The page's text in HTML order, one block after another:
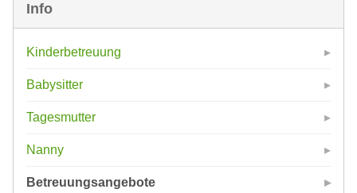
Info
Kinderbetreuung
Babysitter
Tagesmutter
Nanny
Betreuungsangebote